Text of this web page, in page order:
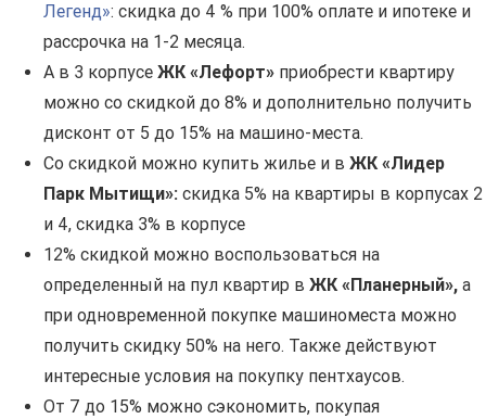
Легенд»: скидка до 4 % при 100% оплате и ипотеке и
рассрочка на 1-2 месяца.
А в 3 корпусе ЖК «Лефорт» приобрести квартиру
можно со скидкой до 8% и дополнительно получить
дисконт от 5 до 15% на машино-места.
Со скидкой можно купить жилье и в ЖК «Лидер
Парк Мытищи»: скидка 5% на квартиры в корпусах 2
и 4, скидка 3% в корпусе
12% скидкой можно воспользоваться на
определенный на пул квартир в ЖК « Планерный», а
при одновременной покупке машиноместа можно
получить скидку 50% на него. Также действуют
интересные условия на покупку пентхаусов.
От 7 до 15% можно сэкономить, покупая